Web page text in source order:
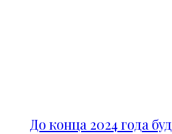
До конца 2024 года